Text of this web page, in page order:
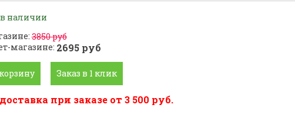
в наличии
3850 руб
магазине: 2695 руб
Заказ в 1 клик
при заказе от 3 500 руб.